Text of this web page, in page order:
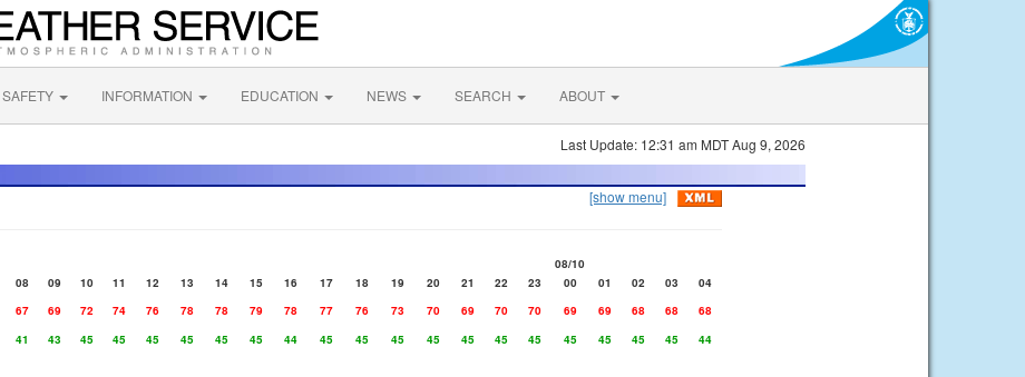
SAFETY INFORMATION EDUCATION NEWS SEARCH ABOUT
Last Update: 12:31 am MDT Aug 9, 2026
[show menu]
08/10
08 09 10 11 12 13 14 15 16 17 18 19 20 21 22 23 00 01 02 03
04
67 69 72 74 76 78 78 79 78 77 76 73 70 69 70 70 69 69 68 68
68
41 43 45 45 45 45 45 45 44 45 45 45 45 45 45 45 45 45 45 45
44